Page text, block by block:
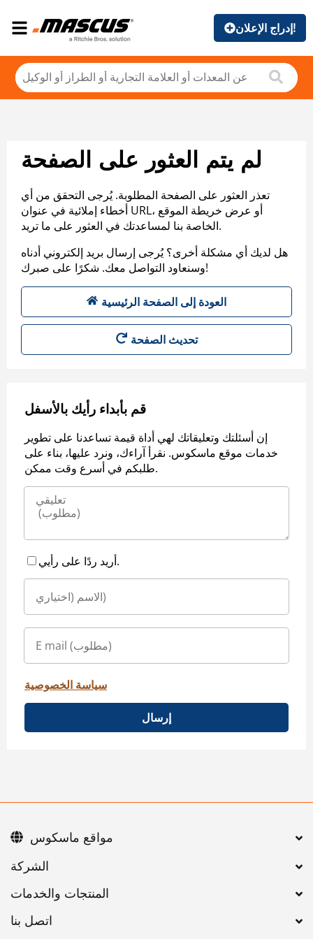
إدراج الإعلان!
لم يتم العثور على الصفحة
تعذر العثور على الصفحة المطلوبة. يُرجى التحقق من أي
أخطاء إملائية في عنوان URL، أو عرض خريطة الموقع
الخاصة بنا لمساعدتك في العثور على ما تريد.
هل لديك أي مشكلة أخرى؟ يُرجى إرسال بريد إلكتروني أدناه
وسنعاود التواصل معك. شكرًا على صبرك!
العودة إلى الصفحة الرئيسية
تحديث الصفحة
قم بأبداء رأيك بالأسفل
إن أسئلتك وتعليقاتك لهي أداة قيمة تساعدنا على تطوير
خدمات موقع ماسكوس. نقرأ آراءك، ونرد عليها، بناء على
طلبكم في أسرع وقت ممكن.
أريد ردًا على رأيي.
سياسة الخصوصية
إرسال
اتصل بنا
مواقع ماسكوس